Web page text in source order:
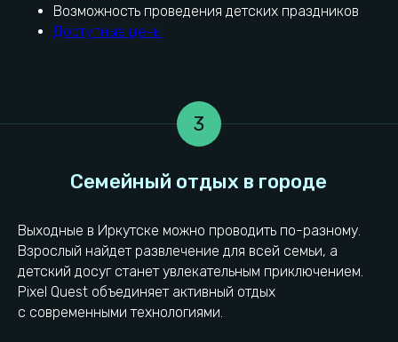
Возможность проведения детских праздников
Доступные цены
3
Выходные в Иркутске можно проводить по-разному.
Взрослый найдет развлечение для всей семьи, а
детский досуг станет увлекательным приключением.
Pixel Quest объединяет активный отдых
с современными технологиями.